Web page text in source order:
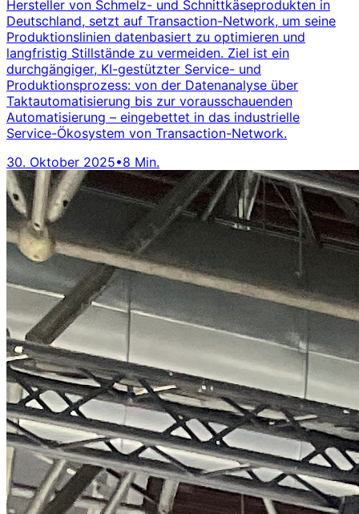
Hersteller von Schmelz- und Schnittkäseprodukten in
Deutschland, setzt auf Transaction-Network, um seine
Produktionslinien datenbasiert zu optimieren und
langfristig Stillstände zu vermeiden. Ziel ist ein
durchgängiger, KI-gestützter Service- und
Produktionsprozess: von der Datenanalyse über
Taktautomatisierung bis zur vorausschauenden
Automatisierung – eingebettet in das industrielle
Service-Ökosystem von Transaction-Network.
30. Oktober 2025•8 Min.